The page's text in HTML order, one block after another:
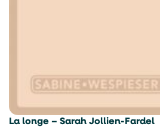
La longe – Sarah Jollien-Fardel